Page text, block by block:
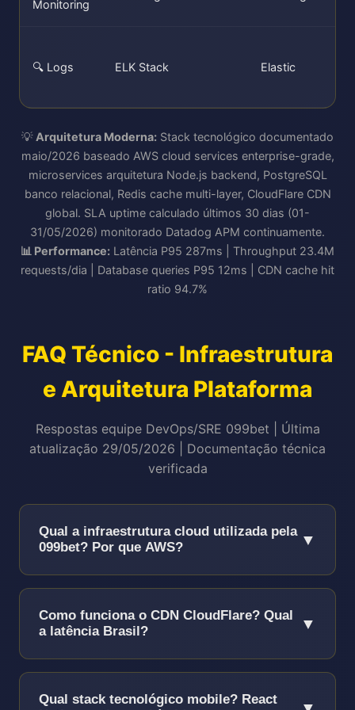
Monitoring
🔍 Logs ELK Stack Elastic
💡 Arquitetura Moderna: Stack tecnológico documentado
maio/2026 baseado AWS cloud services enterprise-grade,
microservices arquitetura Node.js backend, PostgreSQL
banco relacional, Redis cache multi-layer, CloudFlare CDN
global. SLA uptime calculado últimos 30 dias (01-
31/05/2026) monitorado Datadog APM continuamente.
📊 Performance: Latência P95 287ms | Throughput 23.4M
requests/dia | Database queries P95 12ms | CDN cache hit
ratio 94.7%
FAQ Técnico - Infraestrutura
e Arquitetura Plataforma
Respostas equipe DevOps/SRE 099bet | Última
atualização 29/05/2026 | Documentação técnica
verificada
Qual a infraestrutura cloud utilizada pela
099bet? Por que AWS?
▼
Utilizamos 100% Amazon Web Services
(AWS) infraestrutura cloud enterprise-
grade!
Como funciona o CDN CloudFlare? Qual
a latência Brasil?
▼
CDN CloudFlare Enterprise com 200+ POPs
(Points of Presence) globais!
Qual stack tecnológico mobile? React